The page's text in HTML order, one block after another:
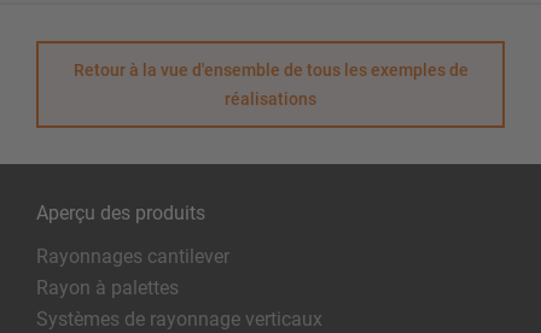
Retour à la vue d'ensemble de tous les exemples de
réalisations
Aperçu des produits
Rayonnages cantilever
Rayon à palettes
Systèmes de rayonnage verticaux